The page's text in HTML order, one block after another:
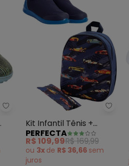
Chuteira Molekinho (Azul) em
Kit Infantil Tênis +
Mochila + Estojo Azul
PERFECTA
R$ 109,99R$ 169,99
ou 3x de R$ 36,66 sem
juros